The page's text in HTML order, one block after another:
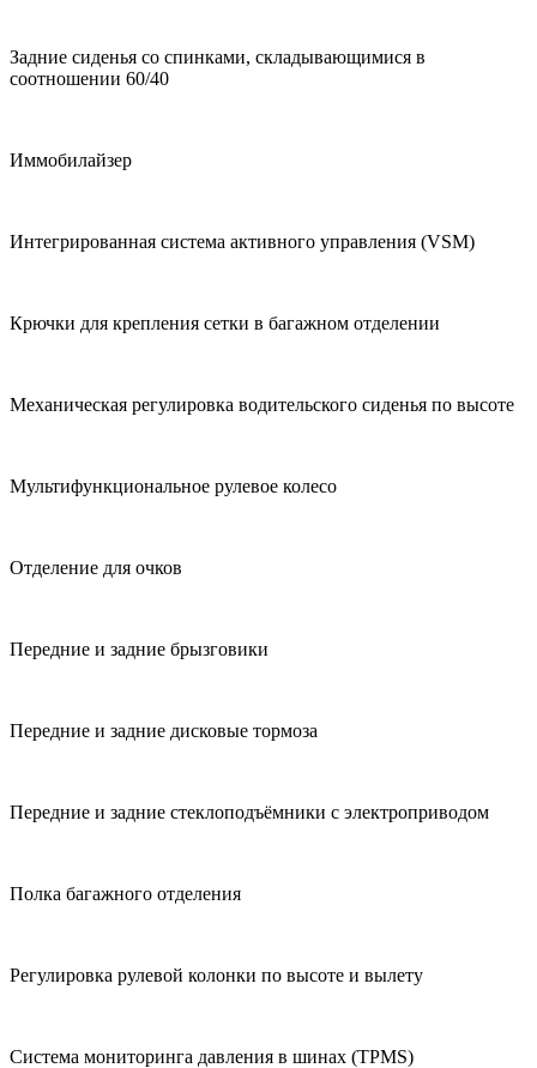
Задние сиденья со спинками, складывающимися в
соотношении 60/40
Иммобилайзер
Интегрированная система активного управления (VSM)
Крючки для крепления сетки в багажном отделении
Механическая регулировка водительского сиденья по высоте
Мультифункциональное рулевое колесо
Отделение для очков
Передние и задние брызговики
Передние и задние дисковые тормоза
Передние и задние стеклоподъёмники с электроприводом
Полка багажного отделения
Регулировка рулевой колонки по высоте и вылету
Система мониторинга давления в шинах (TPMS)